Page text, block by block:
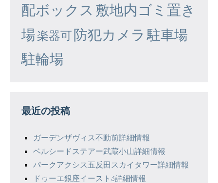
配ボックス 敷地内ゴミ置き
場楽器可防犯カメラ 駐車場
駐輪場
最近の投稿
ガーデンザヴィス不動前詳細情報
ベルシードステアー武蔵小山詳細情報
パークアクシス五反田スカイタワー詳細情報
ドゥーエ銀座イースト3詳細情報